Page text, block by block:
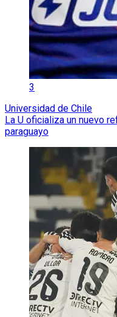
3
Universidad de Chile
La U oficializa un nuevo
paraguayo